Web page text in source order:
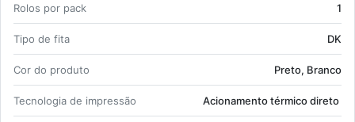
Rolos por pack 1
Tipo de fita DK
Cor do pro­duto Preto, Branco
Tec­no­logia de im­pressão Aci­o­na­mento tér­mico di­reto